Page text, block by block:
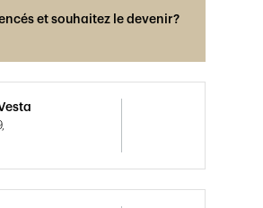
et souhaitez le devenir?